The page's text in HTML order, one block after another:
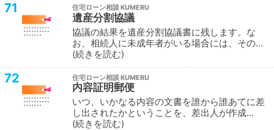
71 住宅ローン相談
遺産分割協議
協議の結果を遺産分割協議書に残します。な
お、相続人に未成年者がいる場合には、その…
続きを読む
72 住宅ローン相談
内容証明郵便
いつ、いかなる内容の文書を誰から誰あてに差
し出されたかということを、差出人が作成…
続きを読む